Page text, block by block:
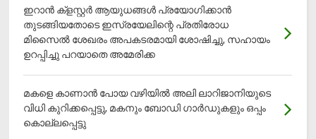
ഇറാന്‍ ക്‌ളസ്റ്റര്‍ ആയുധങ്ങള്‍ പ്രയോഗിക്കാന്‍
തുടങ്ങിയതോടെ ഇസ്രയേലിന്റെ പ്രതിരോധ
മിസൈല്‍ ശേഖരം അപകടരമായി ശോഷിച്ചു, സഹായം
ഉറപ്പിച്ചു പറയാതെ അമേരിക്ക
മകളെ കാണാന്‍ പോയ വഴിയില്‍ അലി ലാറിജാനിയുടെ
വിധി കുറിക്കപ്പെട്ടു, മകനും ബോഡി ഗാര്‍ഡുകളും ഒപ്പം
കൊല്ലപ്പെട്ടു